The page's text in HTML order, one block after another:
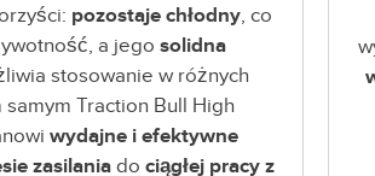
pozostaje chłodny, co
a jegosolidna
stosowanie w różnych
samym Traction Bull High
wydajne i efektywne
zasilaniado ciągłej pracy z